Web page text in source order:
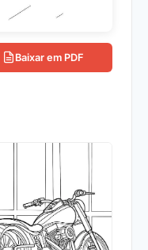
Baixar em PDF